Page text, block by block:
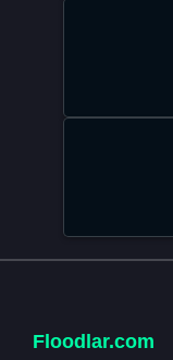
Floodlar.com